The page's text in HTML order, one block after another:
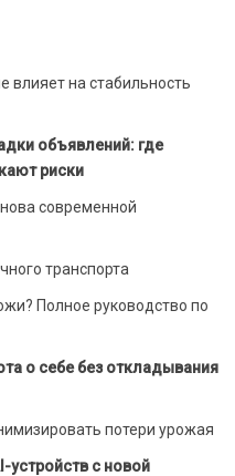
влияет на стабильность
объявлений: где
риски
современной
транспорта
Полное руководство по
о себе без откладывания
потери урожая
устройств с новой